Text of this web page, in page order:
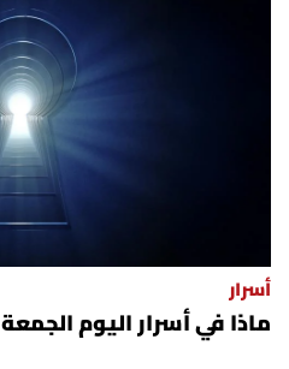
أسرار
ماذا في أسرار اليوم الجمعة 07-08-2026؟